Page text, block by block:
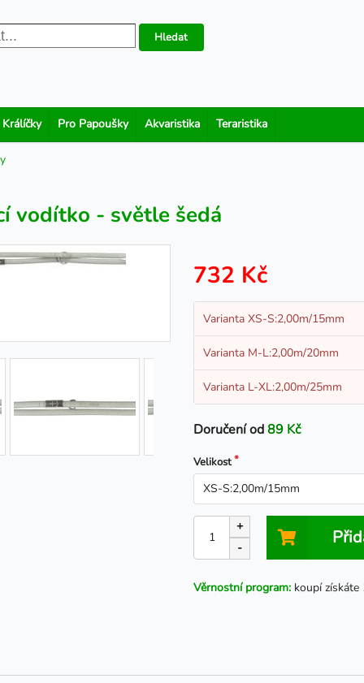
Hledat
Pro Papoušky Akvaristika Teraristika
vodítko - světle šedá
732 Kč
Varianta XS-S:2,00m/15mm
Varianta M-L:2,00m/20mm
Varianta L-XL:2,00m/25mm
Doručení od89 Kč
Velikost
+
-
Věrnostní program: koupí získáte